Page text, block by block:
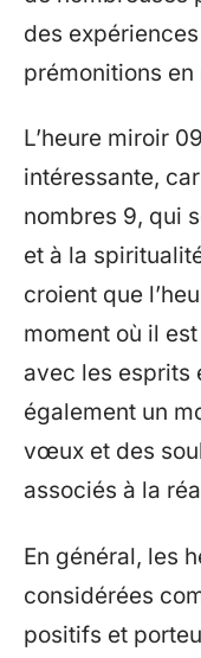
des
prémonitions
L’heure miroir
intéressante,
nombres 9, qui
et à la
croient que
moment où il
avec les esprits
également un
vœux et des
associés à la
En général, les
considérées
positifs et